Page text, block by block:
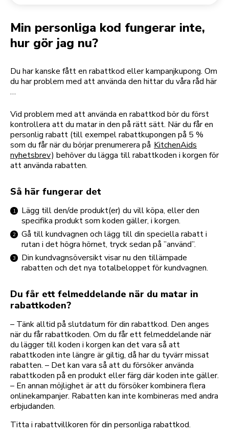
Min personliga kod fungerar inte,
hur gör jag nu?
Du har kanske fått en rabattkod eller kampanjkupong. Om
du har problem med att använda den hittar du våra råd här
…
Vid problem med att använda en rabattkod bör du först
kontrollera att du matar in den på rätt sätt. När du får en
personlig rabatt (till exempel rabattkupongen på 5 %
som du får när du börjar prenumerera på KitchenAids
nyhetsbrev) behöver du lägga till rabattkoden i korgen för
att använda rabatten.
Så här fungerar det
Lägg till den/de produkt(er) du vill köpa, eller den
specifika produkt som koden gäller, i korgen.
Gå till kundvagnen och lägg till din speciella rabatt i
rutan i det högra hörnet, tryck sedan på ”använd”.
Din kundvagnsöversikt visar nu den tillämpade
rabatten och det nya totalbeloppet för kundvagnen.
Du får ett felmeddelande när du matar in
rabattkoden?
– Tänk alltid på slutdatum för din rabattkod. Den anges
när du får rabattkoden. Om du får ett felmeddelande när
du lägger till koden i korgen kan det vara så att
rabattkoden inte längre är giltig, då har du tyvärr missat
rabatten. – Det kan vara så att du försöker använda
rabattkoden på en produkt eller färg där koden inte gäller.
– En annan möjlighet är att du försöker kombinera flera
onlinekampanjer. Rabatten kan inte kombineras med andra
erbjudanden.
Titta i rabattvillkoren för din personliga rabattkod.